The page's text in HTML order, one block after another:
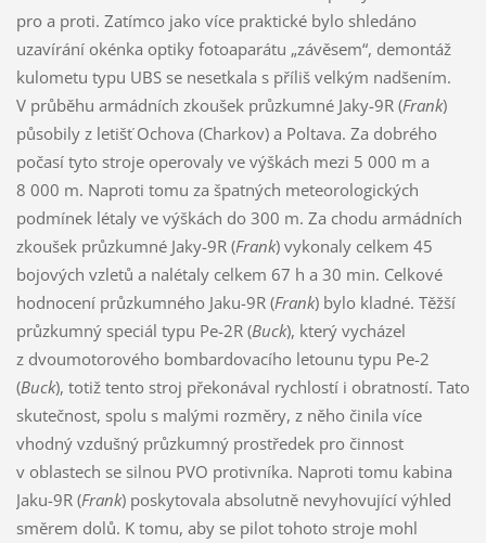
pro a proti. Zatímco jako více praktické bylo shledáno
uzavírání okénka optiky fotoaparátu „závěsem“, demontáž
kulometu typu UBS se nesetkala s příliš velkým nadšením.
V průběhu armádních zkoušek průzkumné Jaky-9R (Frank)
působily z letišť Ochova (Charkov) a Poltava. Za dobrého
počasí tyto stroje operovaly ve výškách mezi 5 000 m a
8 000 m. Naproti tomu za špatných meteorologických
podmínek létaly ve výškách do 300 m. Za chodu armádních
zkoušek průzkumné Jaky-9R (Frank) vykonaly celkem 45
bojových vzletů a nalétaly celkem 67 h a 30 min. Celkové
hodnocení průzkumného Jaku-9R (Frank) bylo kladné. Těžší
průzkumný speciál typu Pe-2R (Buck), který vycházel
z dvoumotorového bombardovacího letounu typu Pe-2
(Buck), totiž tento stroj překonával rychlostí i obratností. Tato
skutečnost, spolu s malými rozměry, z něho činila více
vhodný vzdušný průzkumný prostředek pro činnost
v oblastech se silnou PVO protivníka. Naproti tomu kabina
Jaku-9R (Frank) poskytovala absolutně nevyhovující výhled
směrem dolů. K tomu, aby se pilot tohoto stroje mohl